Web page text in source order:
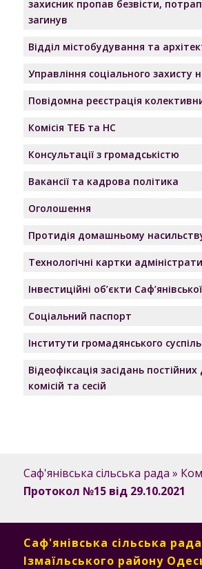
захисник пропав безвісти,
загинув
Відділ містобудування та
Управління соціального захисту
Повідомна реєстрація
Комісія ТЕБ та НС
Консультації з громадськістю
Вакансії та кадрова політика
Оголошення
Протидія домашньому
Технологічні картки
Інвестиційні об’єкти
Соціальний паспорт
Інститути громадянського
Відеофіксація засідань
комісій та сесій
Саф'янівська сільська рада »
Протокол №15 від 29.10.2021
Саф'янівська сільська рада
Ізмаїльського району